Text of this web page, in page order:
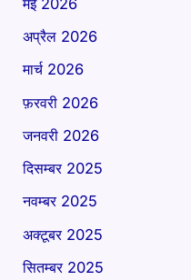
अप्रैल 2026
मार्च 2026
फ़रवरी 2026
जनवरी 2026
दिसम्बर 2025
नवम्बर 2025
अक्टूबर 2025
सितम्बर 2025